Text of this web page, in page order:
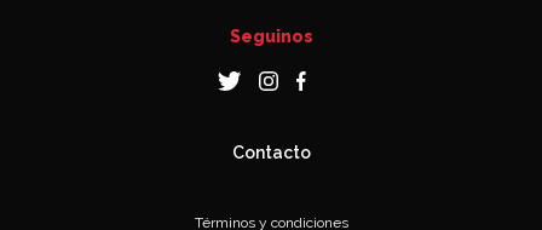
Seguinos
Contacto
Términos y condiciones